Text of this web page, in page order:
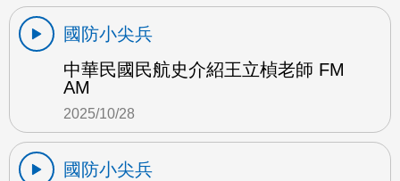
國防小尖兵
中華民國民航史介紹王立楨老師 FM
AM
2025/10/28
國防小尖兵